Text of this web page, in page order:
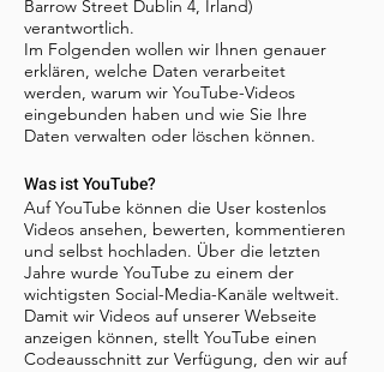
Barrow Street Dublin 4, Irland)
verantwortlich.
Im Folgenden wollen wir Ihnen genauer
erklären, welche Daten verarbeitet
werden, warum wir YouTube-Videos
eingebunden haben und wie Sie Ihre
Daten verwalten oder löschen können.
Was ist YouTube?
Auf YouTube können die User kostenlos
Videos ansehen, bewerten, kommentieren
und selbst hochladen. Über die letzten
Jahre wurde YouTube zu einem der
wichtigsten Social-Media-Kanäle weltweit.
Damit wir Videos auf unserer Webseite
anzeigen können, stellt YouTube einen
Codeausschnitt zur Verfügung, den wir auf